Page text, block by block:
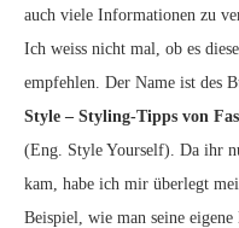
auch viele Informationen zu
Ich weiss nicht mal, ob es
empfehlen. Der Name ist des
Style – Styling-Tipps von
(Eng. Style Yourself). Da ihr
kam, habe ich mir überlegt
Beispiel, wie man seine